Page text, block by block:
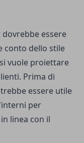
essere
conto dello stile
vuole proiettare
Prima di
essere utile
per
linea con il